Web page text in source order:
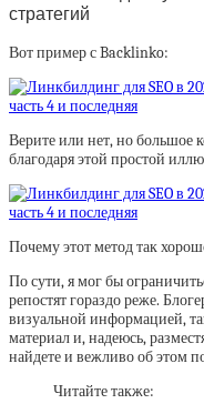
стратегий
Вот пример с Backlinko:
Верите или нет, но большое
благодаря этой простой
Почему этот метод так
По сути, я мог бы
репостят гораздо реже.
визуальной информацией,
материал и, надеюсь,
найдете и вежливо об этом
Читайте также: